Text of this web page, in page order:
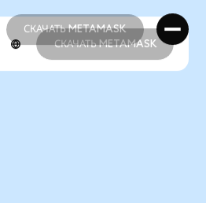
СКАЧАТЬ METAMASK
СКАЧАТЬ METAMASK
СКАЧАТЬ METAMASK